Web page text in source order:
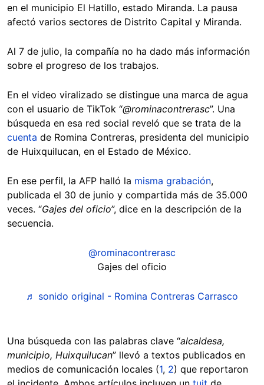
en el municipio El Hatillo, estado Miranda. La pausa
afectó varios sectores de Distrito Capital y Miranda.
Al 7 de julio, la compañía no ha dado más información
sobre el progreso de los trabajos.
En el video viralizado se distingue una marca de agua
con el usuario de TikTok “@rominacontrerasc”. Una
búsqueda en esa red social reveló que se trata de la
cuenta de Romina Contreras, presidenta del municipio
de Huixquilucan, en el Estado de México.
En ese perfil, la AFP halló la misma grabación,
publicada el 30 de junio y compartida más de 35.000
veces. “Gajes del oficio”, dice en la descripción de la
secuencia.
@rominacontrerasc
Gajes del oficio
♬ sonido original - Romina Contreras Carrasco
Una búsqueda con las palabras clave “alcaldesa,
municipio, Huixquilucan” llevó a textos publicados en
medios de comunicación locales (1, 2) que reportaron